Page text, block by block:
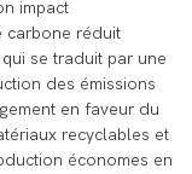
impact
carbone réduit
se traduit par une
des émissions
en faveur du
recyclables et
économes en